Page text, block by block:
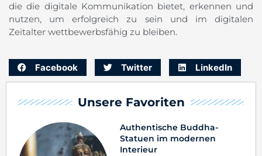
Unsere Favoriten
Authentische Buddha-
Statuen im modernen
Interieur
die die digitale Kommunikation bietet, erkennen und
nutzen, um erfolgreich zu sein und im digitalen
Zeitalter wettbewerbsfähig zu bleiben.
Facebook Twitter LinkedIn